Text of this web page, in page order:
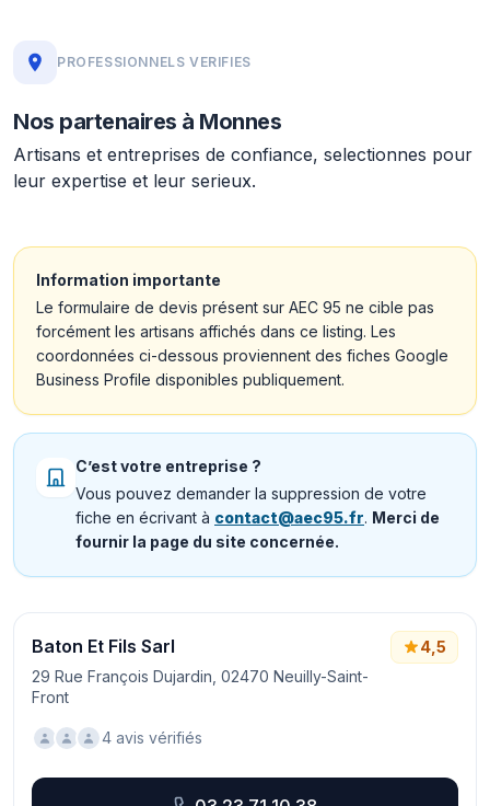
PROFESSIONNELS VERIFIES
Nos partenaires à Monnes
Artisans et entreprises de confiance, selectionnes pour
leur expertise et leur serieux.
Information importante
Le formulaire de devis présent sur AEC 95 ne cible pas
forcément les artisans affichés dans ce listing. Les
coordonnées ci-dessous proviennent des fiches Google
Business Profile disponibles publiquement.
C’est votre entreprise ?
Vous pouvez demander la suppression de votre
fiche en écrivant à contact@aec95.fr. Merci de
fournir la page du site concernée.
Baton Et Fils Sarl
29 Rue François Dujardin, 02470 Neuilly-Saint-
Front
4,5
4 avis vérifiés